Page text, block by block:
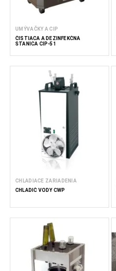
UMÝVAČKY A CIP
ČISTIACA A DEZINFEKČNÁ
STANICA CIP-51
CHLADIACE ZARIADENIA
CHLADIČ VODY CWP